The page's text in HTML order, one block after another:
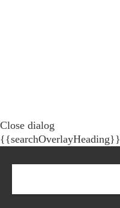
Close dialog
{{searchOverlayHeading}}